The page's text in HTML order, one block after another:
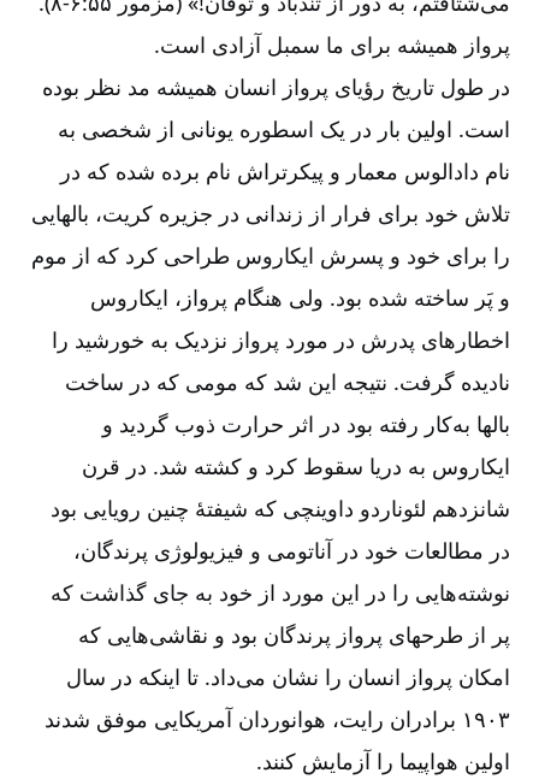
پرواز همیشه برای ما سمبل آزادی است.
در طول تاریخ رؤیای پرواز انسان همیشه مد نظر بوده
است. اولین بار در یک اسطوره یونانی از شخصی به
نام دادالوس معمار و پیکرتراش نام برده شده که در
تلاش خود برای فرار از زندانی در جزیره کریت، بالهایی
را برای خود و پسرش ایکاروس طراحی کرد که از موم
و پَر ساخته شده بود. ولی هنگام پرواز، ایکاروس
اخطارهای پدرش در مورد پرواز نزدیک به خورشید را
نادیده گرفت. نتیجه این شد که مومی که در ساخت
بالها بهکار رفته بود در اثر حرارت ذوب گردید و
ایکاروس به دریا سقوط کرد و کشته شد. در قرن
شانزدهم لئوناردو داوینچی که شیفتۀ چنین رویایی بود
در مطالعات خود در آناتومی و فیزیولوژی پرندگان،
نوشتههایی را در این مورد از خود به جای گذاشت که
پر از طرحهای پرواز پرندگان بود و نقاشیهایی که
امکان پرواز انسان را نشان میداد. تا اینکه در سال
۱۹۰۳ برادران رایت، هوانوردان آمریکایی موفق شدند
اولین هواپیما را آزمایش کنند.